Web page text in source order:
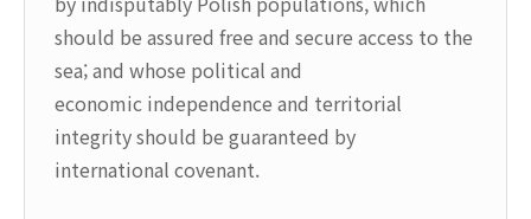
should be assured free and secure access to the
sea; and whose political and
economic independence and territorial
integrity should be guaranteed by
international covenant.